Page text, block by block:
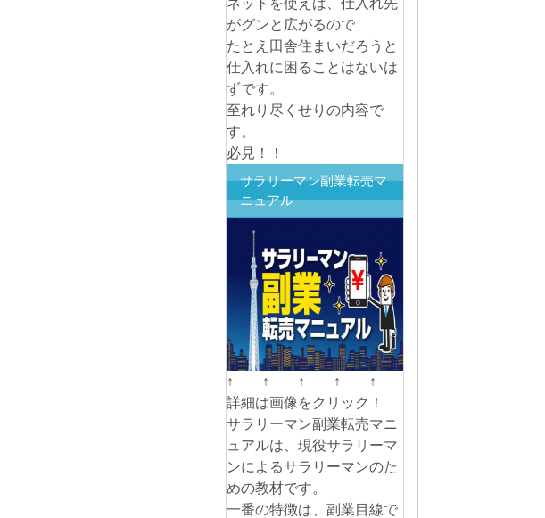
ネットを使えば、仕入れ先
がグンと広がるので
たとえ田舎住まいだろうと
仕入れに困ることはないは
ずです。
至れり尽くせりの内容で
す。
必見！！
サラリーマン副業転売マ
ニュアル
↑ ↑ ↑ ↑ ↑
詳細は画像をクリック！
サラリーマン副業転売マニ
ュアルは、現役サラリーマ
ンによるサラリーマンのた
めの教材です。
一番の特徴は、副業目線で